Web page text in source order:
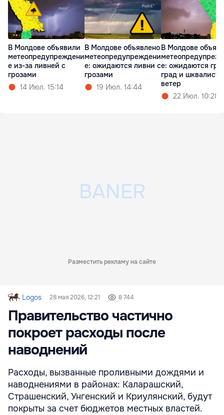
В Молдове объявили
метеопредупреждени
е из-за ливней с
грозами
14 Июл. 15:14
В Молдове объявлено
метеопредупреждени
е: ожидаются ливни с
грозами
19 Июл. 14:44
В Молдове
е: ожидаются
град и
ветер
22 Июл. 10:28
Разместить рекламу на сайте
Logos 28 мая 2026, 12:21 8 744
Правительство частично
покроет расходы после
наводнений
Расходы, вызванные проливными дождями и
наводнениями в районах: Каларашский,
Страшенский, Унгенский и Криулянский, будут
покрыты за счет бюджетов местных властей.